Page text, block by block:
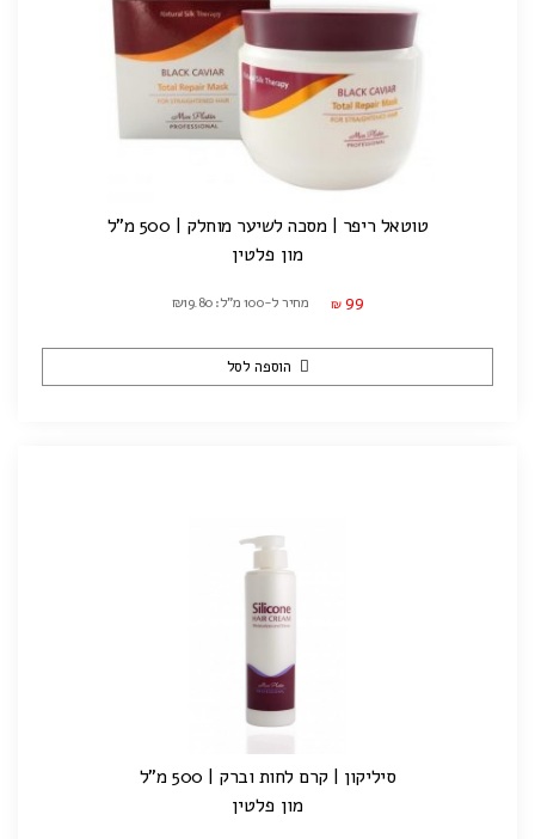
טוטאל ריפר | מסכה לשיער מוחלק | 500 מ"ל
מון פלטין
₪ 99 מחיר ל-100 מ"ל: ₪19.80
הוספה לסל
סיליקון | קרם לחות וברק | 500 מ"ל
מון פלטין